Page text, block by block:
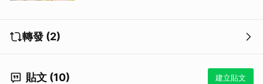
轉發 (2)
貼文 (10) 建立貼文